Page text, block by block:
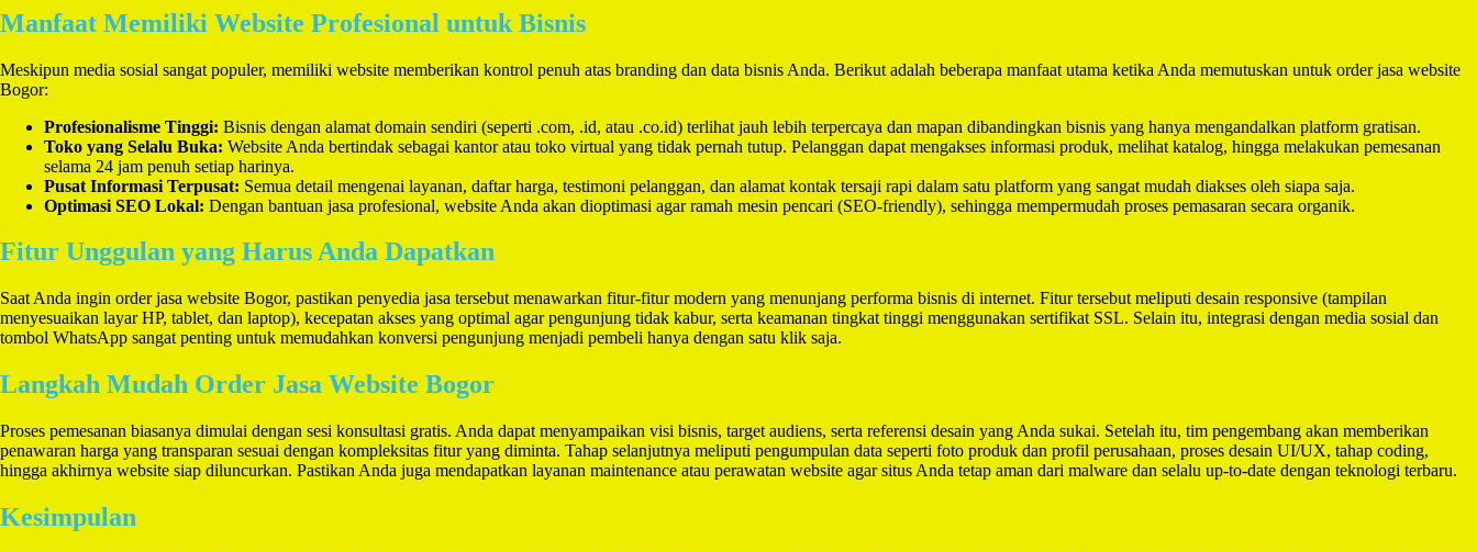
Manfaat Memiliki Website Profesional untuk Bisnis
Meskipun media sosial sangat populer, memiliki website memberikan kontrol penuh atas branding dan data bisnis Anda. Berikut adalah beberapa manfaat utama ketika Anda memutuskan untuk order jasa website
Bogor:
Profesionalisme Tinggi: Bisnis dengan alamat domain sendiri (seperti .com, .id, atau .co.id) terlihat jauh lebih terpercaya dan mapan dibandingkan bisnis yang hanya mengandalkan platform gratisan.
Toko yang Selalu Buka: Website Anda bertindak sebagai kantor atau toko virtual yang tidak pernah tutup. Pelanggan dapat mengakses informasi produk, melihat katalog, hingga melakukan pemesanan
selama 24 jam penuh setiap harinya.
Pusat Informasi Terpusat: Semua detail mengenai layanan, daftar harga, testimoni pelanggan, dan alamat kontak tersaji rapi dalam satu platform yang sangat mudah diakses oleh siapa saja.
Optimasi SEO Lokal: Dengan bantuan jasa profesional, website Anda akan dioptimasi agar ramah mesin pencari (SEO-friendly), sehingga mempermudah proses pemasaran secara organik.
Fitur Unggulan yang Harus Anda Dapatkan
Saat Anda ingin order jasa website Bogor, pastikan penyedia jasa tersebut menawarkan fitur-fitur modern yang menunjang performa bisnis di internet. Fitur tersebut meliputi desain responsive (tampilan
menyesuaikan layar HP, tablet, dan laptop), kecepatan akses yang optimal agar pengunjung tidak kabur, serta keamanan tingkat tinggi menggunakan sertifikat SSL. Selain itu, integrasi dengan media sosial dan
tombol WhatsApp sangat penting untuk memudahkan konversi pengunjung menjadi pembeli hanya dengan satu klik saja.
Langkah Mudah Order Jasa Website Bogor
Proses pemesanan biasanya dimulai dengan sesi konsultasi gratis. Anda dapat menyampaikan visi bisnis, target audiens, serta referensi desain yang Anda sukai. Setelah itu, tim pengembang akan memberikan
penawaran harga yang transparan sesuai dengan kompleksitas fitur yang diminta. Tahap selanjutnya meliputi pengumpulan data seperti foto produk dan profil perusahaan, proses desain UI/UX, tahap coding,
hingga akhirnya website siap diluncurkan. Pastikan Anda juga mendapatkan layanan maintenance atau perawatan website agar situs Anda tetap aman dari malware dan selalu up-to-date dengan teknologi terbaru.
Kesimpulan